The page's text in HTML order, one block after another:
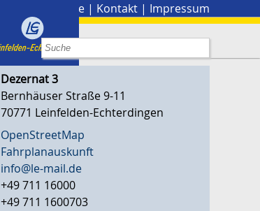
Presse | Kontakt | Impressum
Dezernat 3
Bernhäuser Straße 9-11
70771 Leinfelden-Echterdingen
OpenStreetMap
Fahrplanauskunft
info@le-mail.de
+49 711 16000
+49 711 1600703